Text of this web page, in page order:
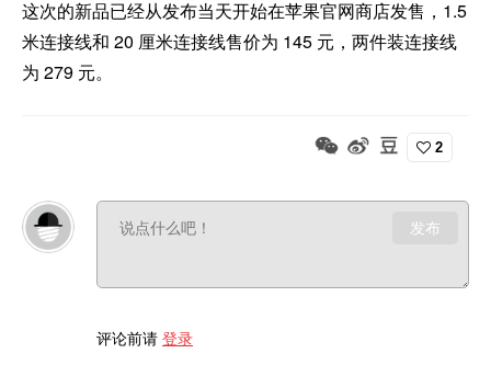
这次的新品已经从发布当天开始在苹果官网商店发售，1.5
米连接线和 20 厘米连接线售价为 145 元，两件装连接线
为 279 元。
2
发布
评论前请 登录